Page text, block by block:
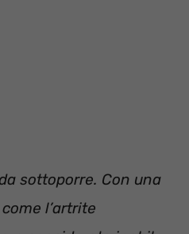
sottoporre. Con una
l’artrite